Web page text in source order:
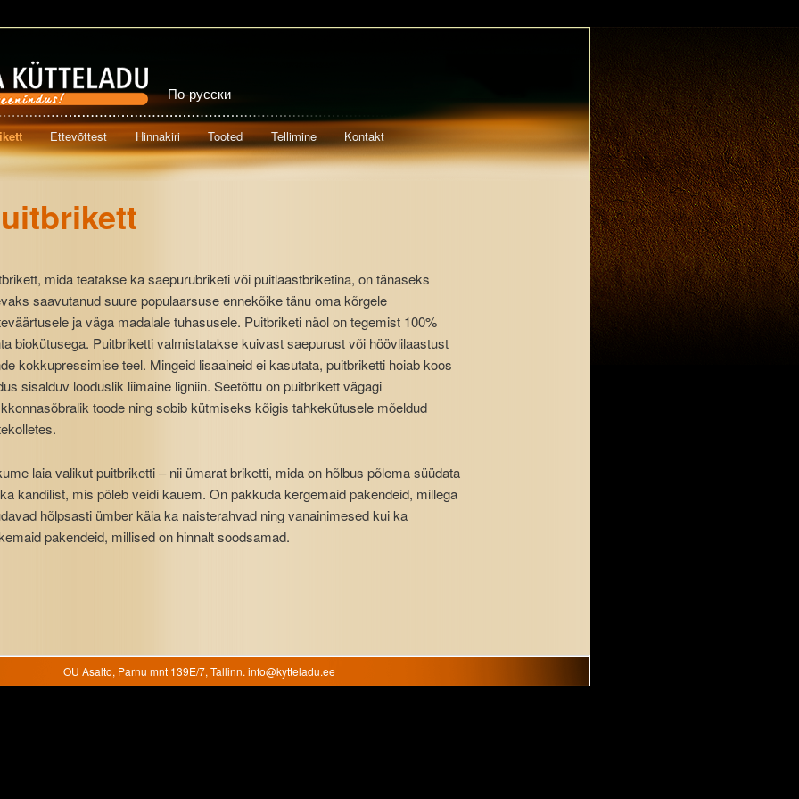
По-русски
to primary content
to secondary content
Ettevõttest Hinnakiri Tooted Tellimine Kontakt
mida teatakse ka saepurubriketi või puitlaastbriketina, on tänaseks
saavutanud suure populaarsuse ennekõike tänu oma kõrgele
ja väga madalale tuhasusele. Puitbriketi näol on tegemist 100%
biokütusega. Puitbriketti valmistatakse kuivast saepurust või höövlilaastust
kokkupressimise teel. Mingeid lisaaineid ei kasutata, puitbriketti hoiab koos
sisalduv looduslik liimaine ligniin. Seetõttu on puitbrikett vägagi
toode ning sobib kütmiseks kõigis tahkekütusele mõeldud
laia valikut puitbriketti – nii ümarat briketti, mida on hõlbus põlema süüdata
kandilist, mis põleb veidi kauem. On pakkuda kergemaid pakendeid, millega
hõlpsasti ümber käia ka naisterahvad ning vanainimesed kui ka
pakendeid, millised on hinnalt soodsamad.
OU Asalto, Parnu mnt 139E/7, Tallinn. info@kytteladu.ee